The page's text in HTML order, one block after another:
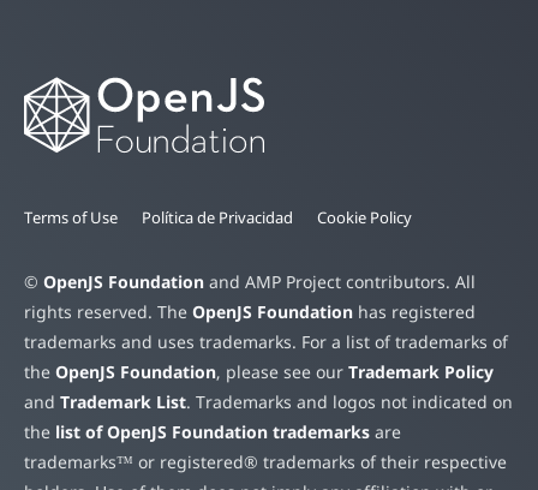
Terms of Use Política de Privacidad Cookie Policy
© OpenJS Foundation and AMP Project contributors. All
rights reserved. The OpenJS Foundation has registered
trademarks and uses trademarks. For a list of trademarks of
the OpenJS Foundation, please see our Trademark Policy
and Trademark List. Trademarks and logos not indicated on
the list of OpenJS Foundation trademarks are
trademarks™ or registered® trademarks of their respective